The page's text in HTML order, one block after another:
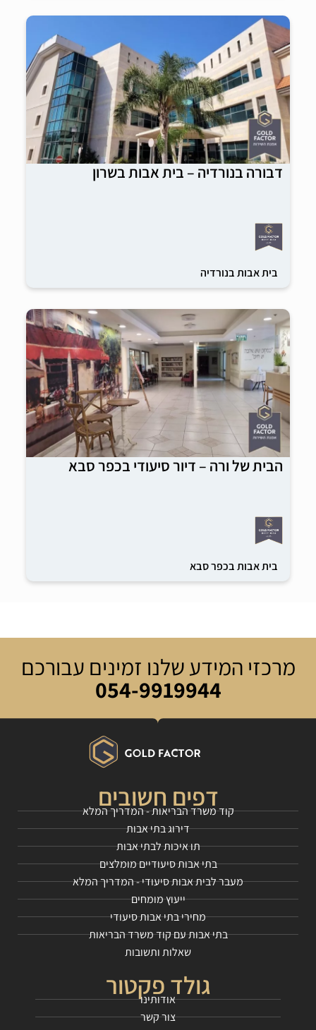
דבורה בנורדיה – בית אבות בשרון
בית אבות בנורדיה
הבית של ורה – דיור סיעודי בכפר סבא
בית אבות בכפר סבא
מרכזי המידע שלנו זמינים עבורכם
054-9919944
דפים חשובים
קוד משרד הבריאות - המדריך המלא
דירוג בתי אבות
תו איכות לבתי אבות
בתי אבות סיעודיים מומלצים
מעבר לבית אבות סיעודי - המדריך המלא
ייעוץ מומחים
מחירי בתי אבות סיעודי
בתי אבות עם קוד משרד הבריאות
שאלות ותשובות
גולד פקטור
אודותינו
צור קשר